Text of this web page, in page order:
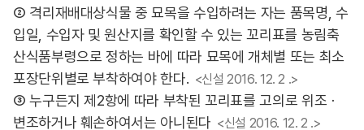
② 격리재배대상식물 중 묘목을 수입하려는 자는 품목명, 수
입일, 수입자 및 원산지를 확인할 수 있는 꼬리표를 농림축
산식품부령으로 정하는 바에 따라 묘목에 개체별 또는 최소
포장단위별로 부착하여야 한다. <신설 2016. 12. 2 .>
③ 누구든지 제2항에 따라 부착된 꼬리표를 고의로 위조ㆍ
변조하거나 훼손하여서는 아니된다 <신설 2016. 12. 2 .>